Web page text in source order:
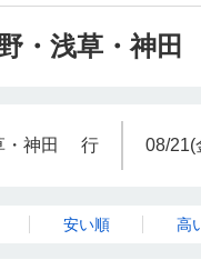
・浅草・神田
神田 行 08/21(
安い順 高